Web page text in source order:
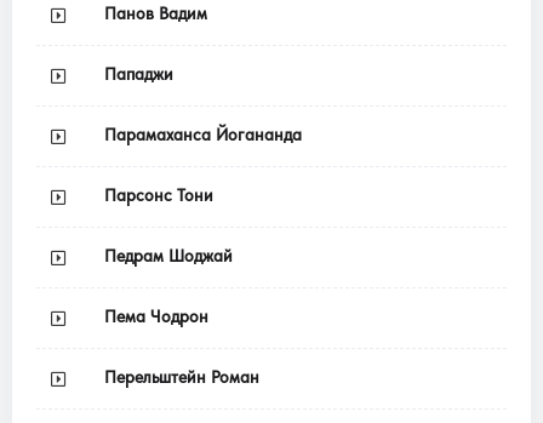
Панов Вадим
Пападжи
Парамаханса Йогананда
Парсонс Тони
Педрам Шоджай
Пема Чодрон
Перельштейн Роман